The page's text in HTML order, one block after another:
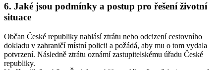
6. Jaké jsou podmínky a postup pro řešení životní
situace
Občan České republiky nahlásí ztrátu nebo odcizení cestovního
dokladu v zahraničí místní policii a požádá, aby mu o tom vydala
potvrzení. Následně ztrátu oznámí zastupitelskému úřadu České
republiky.